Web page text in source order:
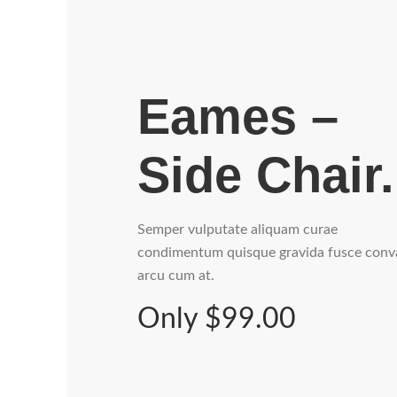
Eames –
Side Chair.
Semper vulputate aliquam curae
condimentum quisque gravida fusce
arcu cum at.
Only $99.00